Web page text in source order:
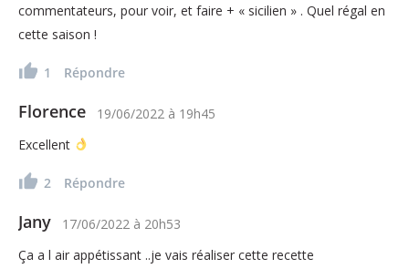
commentateurs, pour voir, et faire + « sicilien » . Quel régal en
cette saison !
1 Répondre
Florence 19/06/2022 à 19h45
Excellent
2 Répondre
Jany 17/06/2022 à 20h53
Ça a l air appétissant ..je vais réaliser cette recette